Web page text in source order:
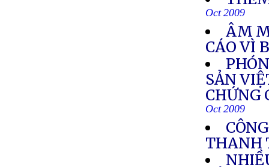
Oct 2009
ÂM
CÁO VÌ
SẢN
CHỨNG
Oct 2009
THANH